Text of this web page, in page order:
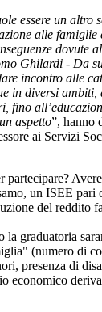
essere un altro
alle famiglie
dovute
Ghilardi - Da
incontro alle
in diversi ambiti,
fino
aspetto”, hanno
ai Servizi
un ISEE pari
del reddito
la graduatoria
(numero di
presenza di
economico